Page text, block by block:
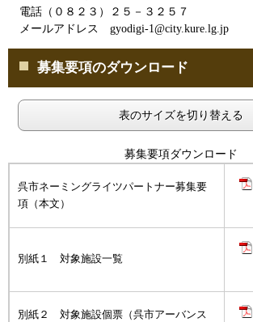
電話（０８２３）２５－３２５７
メールアドレス gyodigi-1@city.kure.lg.jp
募集要項のダウンロード
表のサイズを切り替える
募集要項ダウンロード
呉市ネーミングライツパートナー募集要
項（本文）
別紙１ 対象施設一覧
別紙２ 対象施設個票（呉市アーバンス